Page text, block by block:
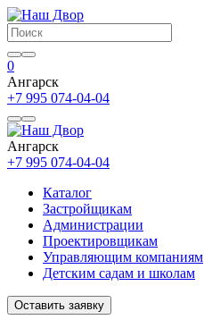
0
Ангарск
+7 995 074-04-04
Ангарск
+7 995 074-04-04
Каталог
Застройщикам
Администрации
Проектировщикам
Управляющим компаниям
Детским садам и школам
Оставить заявку